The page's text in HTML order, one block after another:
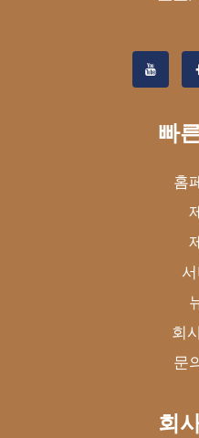
빠
홈
회
문
회